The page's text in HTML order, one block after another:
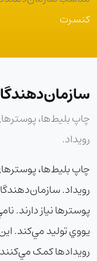
کنسرت
رويداد.
رويداد.
يووي توليد مي‌کند.
رويدادها کمک